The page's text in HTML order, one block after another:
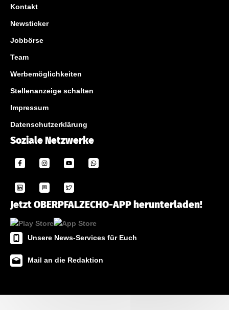
Kontakt
Newsticker
Jobbörse
Team
Werbemöglichkeiten
Stellenanzeige schalten
Impressum
Datenschutzerklärung
Soziale Netzwerke
Jetzt OBERPFALZECHO-APP herunterladen!
Unsere News-Services für Euch
Mail an die Redaktion